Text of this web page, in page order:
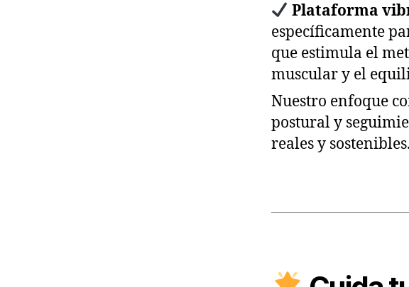
Plataforma
específicamente
que estimula el
muscular y el
Nuestro enfoque
postural y
reales y sostenibles.